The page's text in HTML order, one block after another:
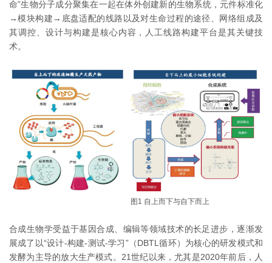
命”生物分子成分聚集在一起在体外创建新的生物系统，元件标准化
→模块构建→底盘适配的线路以及对生命过程的途径、网络组成及
其调控、设计与构建是核心内容，人工线路构建平台是其关键技
术。
图1 自上而下与自下而上
合成生物学受益于基因合成、编辑等领域技术的长足进步，逐渐发
展成了以“设计-构建-测试-学习”（DBTL循环）为核心的研发模式和
发酵为主导的放大生产模式。21世纪以来，尤其是2020年前后，人